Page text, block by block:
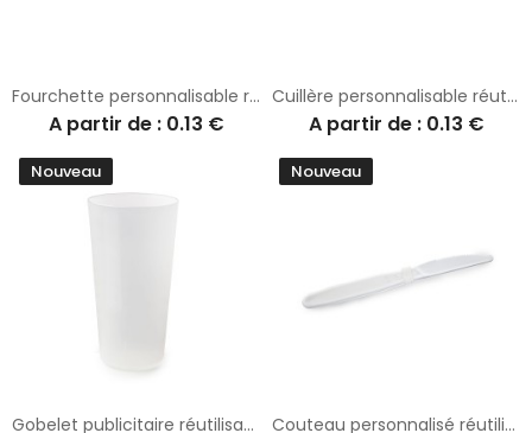
Fourchette personnalisable réutilisable polypropylène translucide
A partir de : 0.13 €
Cuillère personnalisable réutilisable polypropylène PP
A partir de : 0.13 €
Nouveau
Gobelet publicitaire réutilisable Eco 400
Nouveau
Couteau personnalisé réutilisable polypropylène PP